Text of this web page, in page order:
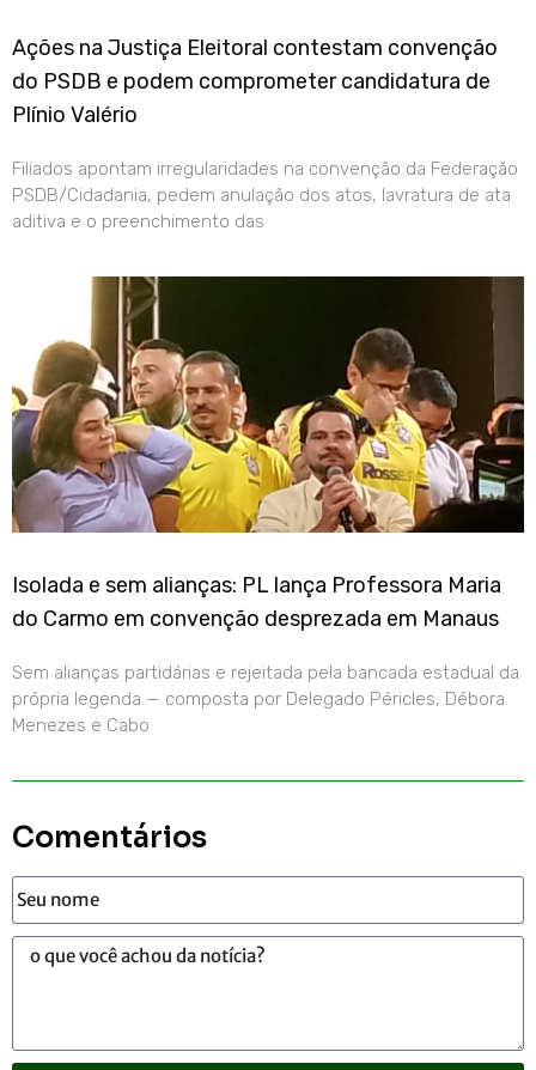
Ações na Justiça Eleitoral contestam convenção
do PSDB e podem comprometer candidatura de
Plínio Valério
Filiados apontam irregularidades na convenção da Federação
PSDB/Cidadania, pedem anulação dos atos, lavratura de ata
aditiva e o preenchimento das
Isolada e sem alianças: PL lança Professora Maria
do Carmo em convenção desprezada em Manaus
Sem alianças partidárias e rejeitada pela bancada estadual da
própria legenda — composta por Delegado Péricles, Débora
Menezes e Cabo
Comentários